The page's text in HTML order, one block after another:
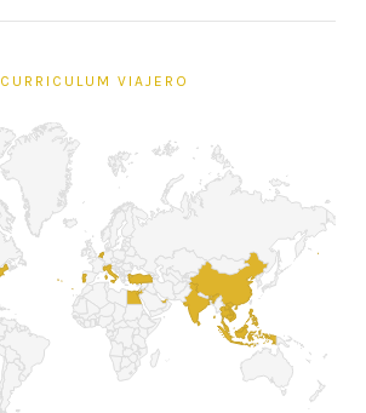
CURRICULUM VIAJERO